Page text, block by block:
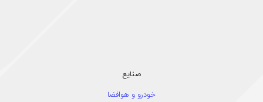
صنایع
خودرو و هوافضا